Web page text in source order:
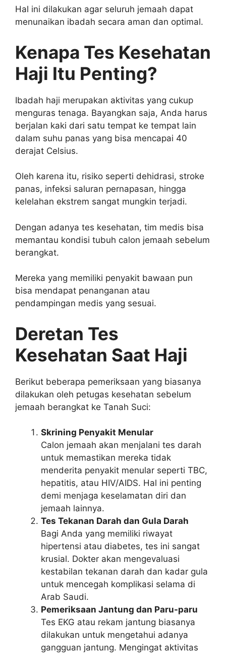
Hal ini dilakukan agar seluruh jemaah dapat
menunaikan ibadah secara aman dan optimal.
Kenapa Tes Kesehatan
Haji Itu Penting?
Ibadah haji merupakan aktivitas yang cukup
menguras tenaga. Bayangkan saja, Anda harus
berjalan kaki dari satu tempat ke tempat lain
dalam suhu panas yang bisa mencapai 40
derajat Celsius.
Oleh karena itu, risiko seperti dehidrasi, stroke
panas, infeksi saluran pernapasan, hingga
kelelahan ekstrem sangat mungkin terjadi.
Dengan adanya tes kesehatan, tim medis bisa
memantau kondisi tubuh calon jemaah sebelum
berangkat.
Mereka yang memiliki penyakit bawaan pun
bisa mendapat penanganan atau
pendampingan medis yang sesuai.
Deretan Tes
Kesehatan Saat Haji
Berikut beberapa pemeriksaan yang biasanya
dilakukan oleh petugas kesehatan sebelum
jemaah berangkat ke Tanah Suci:
Skrining Penyakit Menular
Calon jemaah akan menjalani tes darah
untuk memastikan mereka tidak
menderita penyakit menular seperti TBC,
hepatitis, atau HIV/AIDS. Hal ini penting
demi menjaga keselamatan diri dan
jemaah lainnya.
Tes Tekanan Darah dan Gula Darah
Bagi Anda yang memiliki riwayat
hipertensi atau diabetes, tes ini sangat
krusial. Dokter akan mengevaluasi
kestabilan tekanan darah dan kadar gula
untuk mencegah komplikasi selama di
Arab Saudi.
Pemeriksaan Jantung dan Paru-paru
Tes EKG atau rekam jantung biasanya
dilakukan untuk mengetahui adanya
gangguan jantung. Mengingat aktivitas